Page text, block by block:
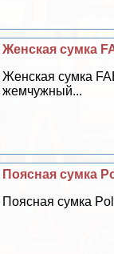
Женская сумка
Женская сумка
жемчужный...
Поясная сумка
Поясная сумка